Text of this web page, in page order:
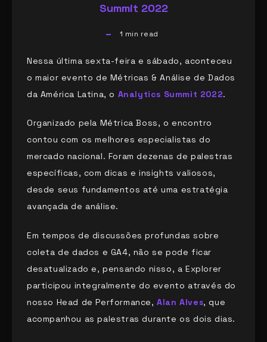
Summit 2022
1 min read
Nessa última sexta-feira e sábado, aconteceu
o maior evento de Métricas & Análise de Dados
da América Latina, o Analytics Summit 2022.
Organizado pela Métrica Boss, o encontro
contou com os melhores especialistas do
mercado nacional. Foram dezenas de palestras
específicas, com dicas e insights valiosos,
desde seus fundamentos até uma estratégia
avançada de análise.
Em tempos de discussões profundas sobre
coleta de dados e GA4, não se pode ficar
desatualizado e, pensando nisso, a Explorer
participou integralmente do evento através do
nosso Head de Performance,Alan Alves, que
acompanhou as palestras durante os dois dias.